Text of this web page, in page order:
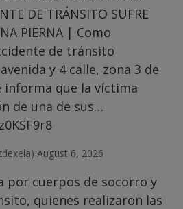
DE TRÁNSITO SUFRE
PIERNA | Como
de tránsito
y 4 calle, zona 3 de
informa que la víctima
de una de sus…
August 6, 2026
por cuerpos de socorro y
quienes realizaron las